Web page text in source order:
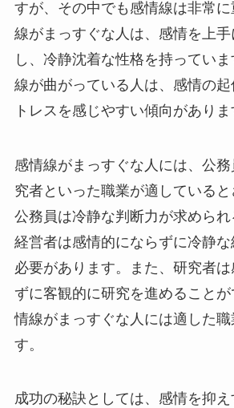
すが、その中でも感情線は非常
線がまっすぐな人は、感情を上
し、冷静沈着な性格を持ってい
線が曲がっている人は、感情の
トレスを感じやすい傾向がありま
感情線がまっすぐな人には、公
究者といった職業が適していると
公務員は冷静な判断力が求められ
経営者は感情的にならずに冷静
必要があります。また、研究者
ずに客観的に研究を進めること
情線がまっすぐな人には適した職
す。
成功の秘訣としては、感情を抑